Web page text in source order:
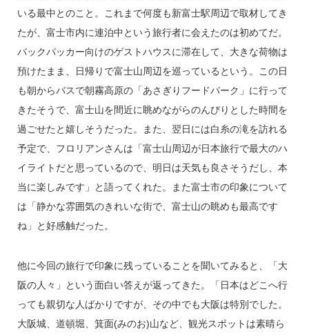
いる最中とのこと。これまで何度も新富士駅周辺で取材してき
たが、富士市内に連泊中という旅行者に会えたのは初めてだ。
バックパッカー向けのゲストハウスに滞在して、大きな荷物は
預けたまま、日帰りで富士山周辺を巡っているという。この日
も朝からバスで朝霧高原の「あさぎりフードパーク」に行って
きたそうで、富士山を間近に眺めながらのんびりとした時間を
過ごせたと嬉しそうだった。また、翌日には白糸の滝を訪れる
予定で、フロリアンさんは「富士山周辺が日本旅行で最大のハ
イライトだと思っているので、明日は天気も良さそうだし、本
当に楽しみです」と語ってくれた。また富士市の印象について
は「静かな雰囲気のきれいな街で、富士山の眺めも最高です
ね」と好感触だった。
他に今回の旅行で印象に残っていることを聞いてみると、「大
阪の人々」という面白い答えが返ってきた。「日本はどこへ行
っても親切な人ばかりですが、その中でも大阪は特別でした。
大阪城、道頓堀、箕面(みのお)山など、観光スポットは素晴ら